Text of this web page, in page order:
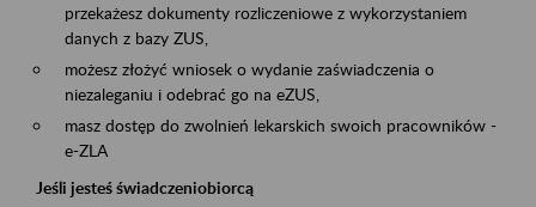
przekażesz dokumenty rozliczeniowe z wykorzystaniem
danych z bazy ZUS,
możesz złożyć wniosek o wydanie zaświadczenia o
niezaleganiu i odebrać go na eZUS,
masz dostęp do zwolnień lekarskich swoich pracowników -
e-ZLA
Jeśli jesteś świadczeniobiorcą